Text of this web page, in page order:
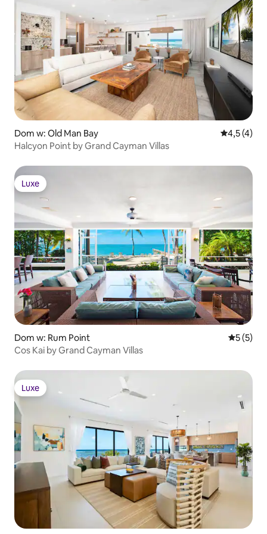
Dom w: Old Man Bay Średnia
4,5 (4)
Halcyon Point by Grand Cayman Villas
Luxe
Luxe
Dom w: Rum Point Średnia
5 (5)
Cos Kai by Grand Cayman Villas
Luxe
Luxe